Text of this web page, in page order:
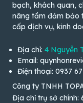
bạch, khách quan,
nâng tầm đảm bảo
cấp dịch vụ, kinh
Địa chỉ: 4 Nguyễn
Email:
Điện thoại: 0937
Công ty TNHH
Địa chỉ trụ sở chính: